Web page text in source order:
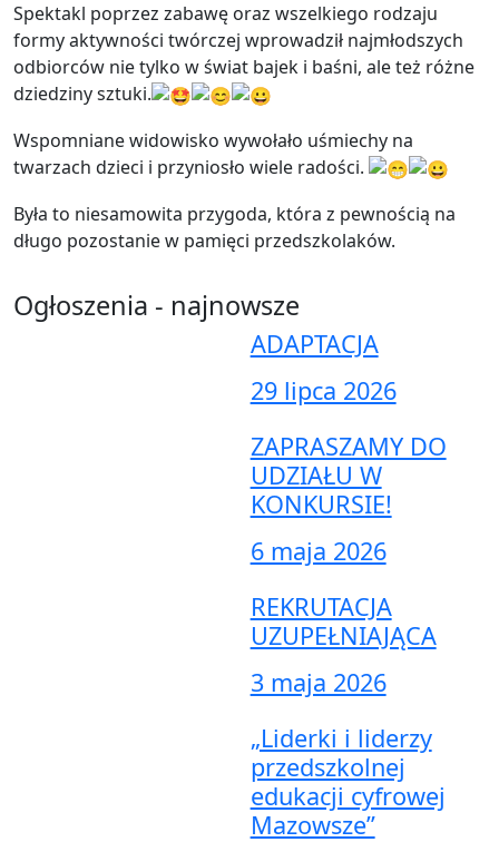
Spektakl poprzez zabawę oraz wszelkiego rodzaju
formy aktywności twórczej wprowadził najmłodszych
odbiorców nie tylko w świat bajek i baśni, ale też różne
dziedziny sztuki.
Wspomniane widowisko wywołało uśmiechy na
twarzach dzieci i przyniosło wiele radości.
Była to niesamowita przygoda, która z pewnością na
długo pozostanie w pamięci przedszkolaków.
Ogłoszenia - najnowsze
ADAPTACJA
29 lipca 2026
ZAPRASZAMY DO
UDZIAŁU W
KONKURSIE!
6 maja 2026
REKRUTACJA
UZUPEŁNIAJĄCA
3 maja 2026
„Liderki i liderzy
przedszkolnej
edukacji cyfrowej
Mazowsze”